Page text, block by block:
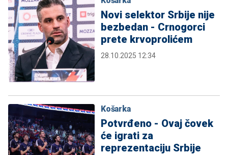
Novi selektor Srbije nije
bezbedan - Crnogorci
prete krvoprolićem
28.10.2025 12:34
Košarka
Potvrđeno - Ovaj čovek
će igrati za
reprezentaciju Srbije